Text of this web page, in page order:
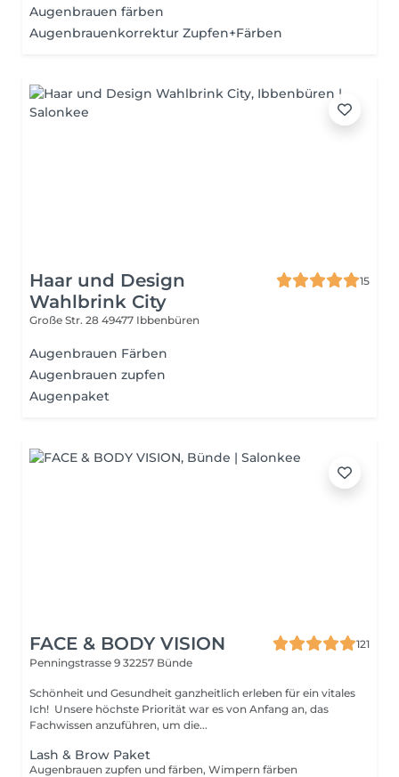
Augenbrauen färben
Augenbrauenkorrektur Zupfen+Färben
Haar und Design
Wahlbrink City
15
Große Str. 28 49477 Ibbenbüren
Augenbrauen Färben
Augenbrauen zupfen
Augenpaket
FACE & BODY VISION
121
Penningstrasse 9 32257 Bünde
Schönheit und Gesundheit ganzheitlich erleben für ein vitales
Ich! Unsere höchste Priorität war es von Anfang an, das
Fachwissen anzuführen, um die...
Lash & Brow Paket
Augenbrauen zupfen und färben, Wimpern färben